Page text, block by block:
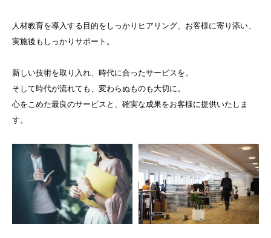
人材教育を導入する目的をしっかりヒアリング、お客様に寄り添い、
実施後もしっかりサポート。
新しい技術を取り入れ、時代に合ったサービスを。
そして時代が流れても、変わらぬものも大切に。
心をこめた最良のサービスと、確実な成果をお客様に提供いたしま
す。